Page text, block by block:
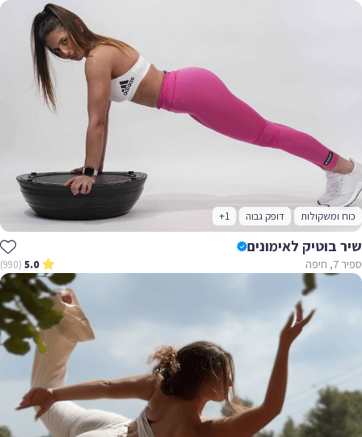
כוח ומשקולות דופק גבוה +1
שיר בוטיק לאימונים
ספיר 7, חיפה 5.0
(990)